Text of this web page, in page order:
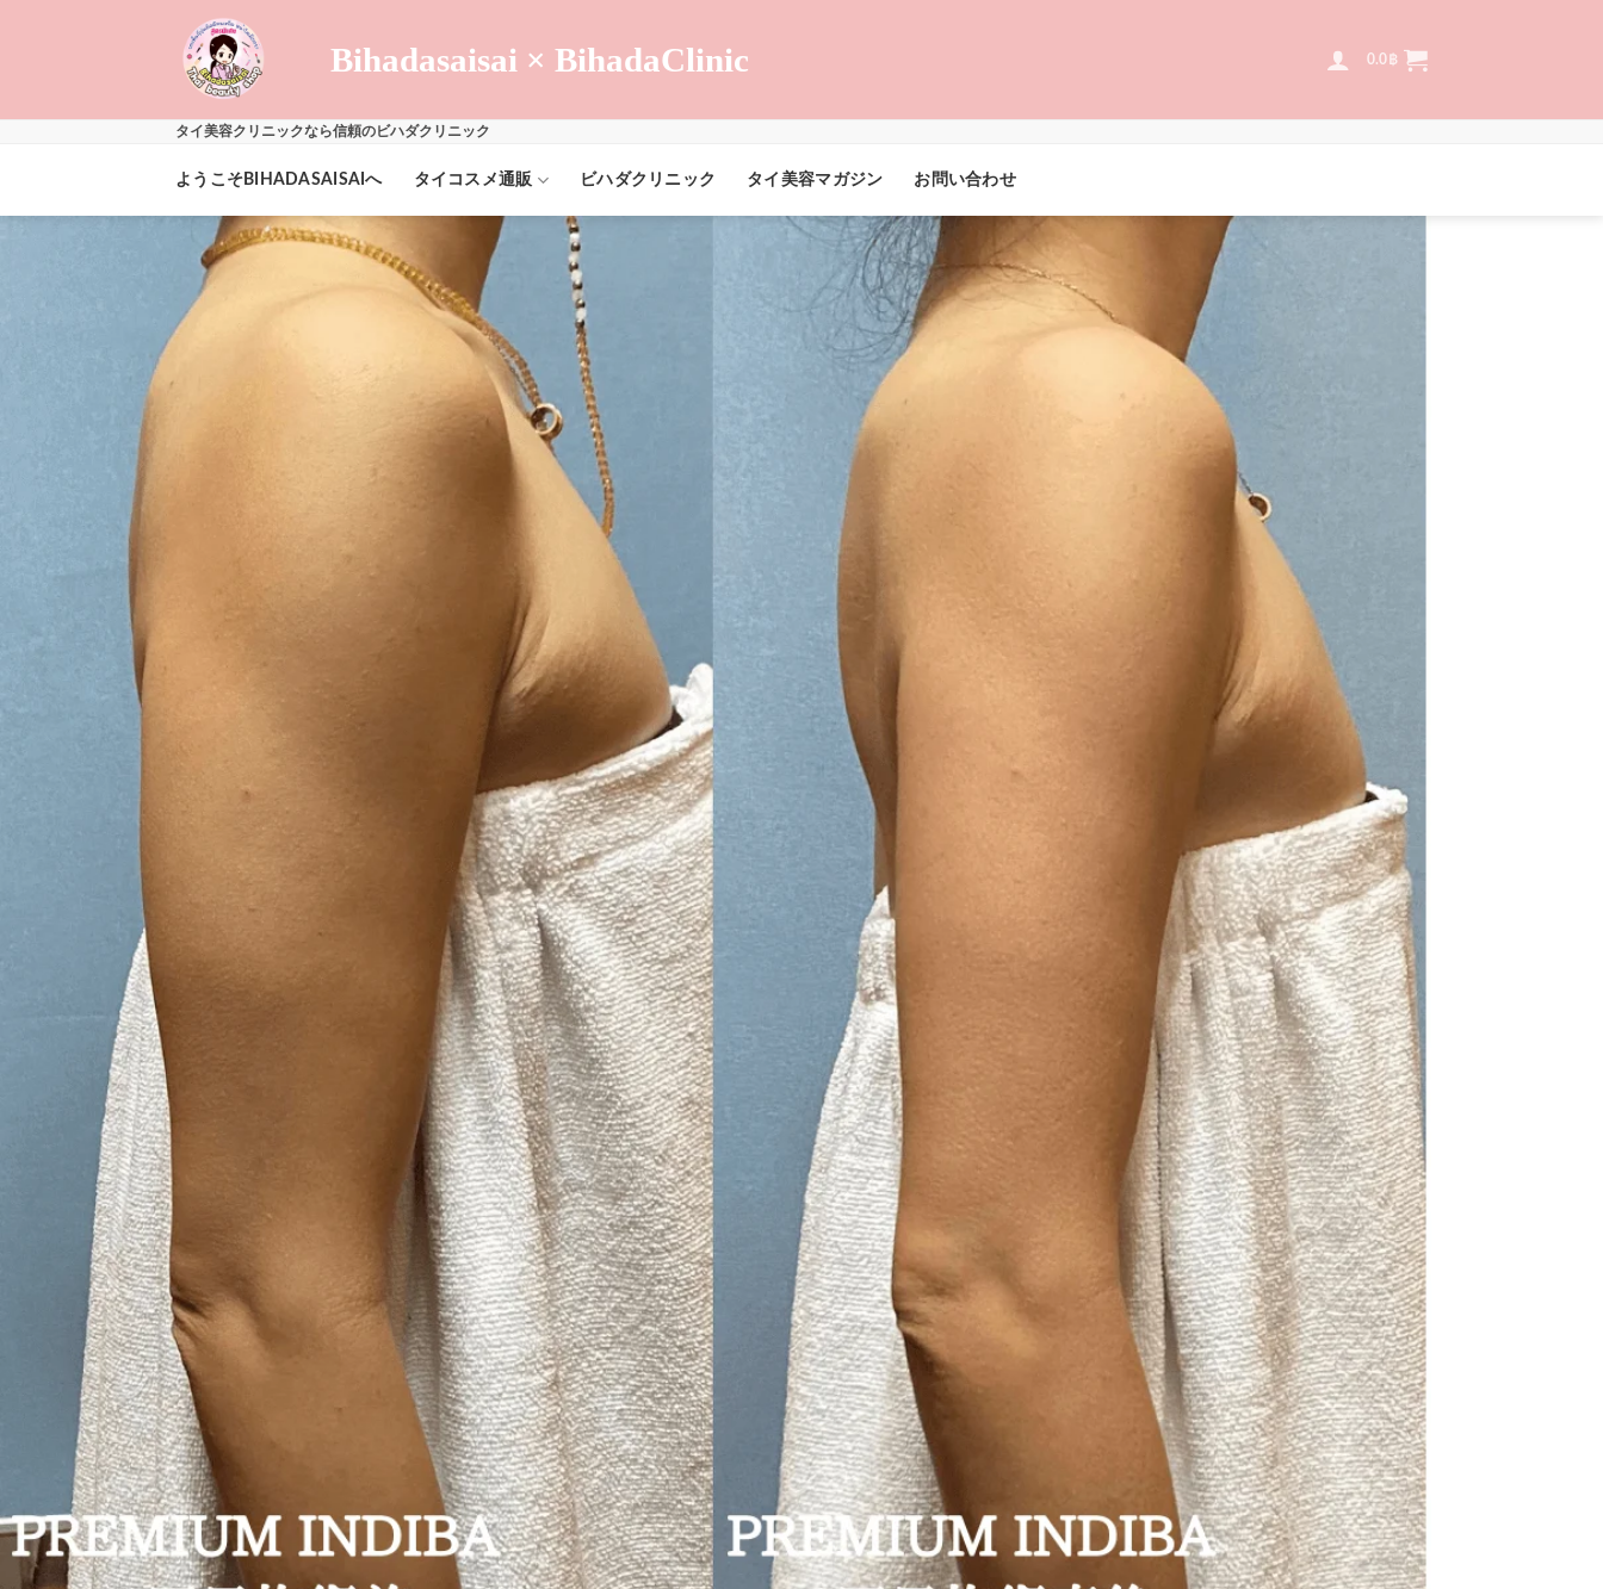
タイ美容クリニックなら信頼のビハダクリニック
Bihadasaisai × BihadaClinic 0.0 ฿
ようこそBIHADASAISAIへ タイコスメ通販 ビハダクリニック タイ美容マガジン お問い合わせ